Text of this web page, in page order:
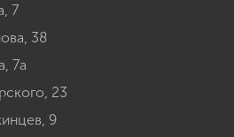
7
38
7а
23
9